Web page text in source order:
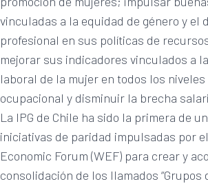
vinculadas a la equidad de género y el
profesional en sus políticas de
mejorar sus indicadores vinculados a
laboral de la mujer en todos los
ocupacional y disminuir la brecha
La IPG de Chile ha sido la primera de
iniciativas de paridad impulsadas por
Economic Forum (WEF) para crear y
consolidación de los llamados “Grupos